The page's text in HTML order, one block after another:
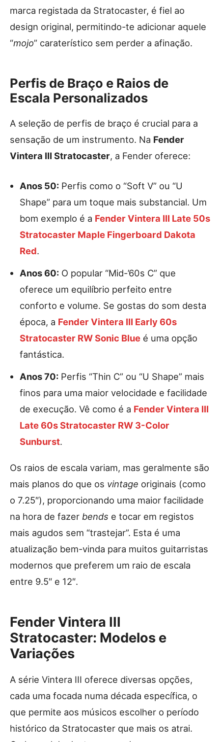
marca registada da Stratocaster, é fiel ao
design original, permitindo-te adicionar aquele
“mojo” caraterístico sem perder a afinação.
Perfis de Braço e Raios de
Escala Personalizados
A seleção de perfis de braço é crucial para a
sensação de um instrumento. Na Fender
Vintera III Stratocaster, a Fender oferece:
Anos 50: Perfis como o “Soft V” ou “U
Shape” para um toque mais substancial. Um
bom exemplo é a Fender Vintera III Late 50s
Stratocaster Maple Fingerboard Dakota
Red.
Anos 60: O popular “Mid-’60s C” que
oferece um equilíbrio perfeito entre
conforto e volume. Se gostas do som desta
época, a Fender Vintera III Early 60s
Stratocaster RW Sonic Blue é uma opção
fantástica.
Anos 70: Perfis “Thin C” ou “U Shape” mais
finos para uma maior velocidade e facilidade
de execução. Vê como é a Fender Vintera III
Late 60s Stratocaster RW 3-Color
Sunburst.
Os raios de escala variam, mas geralmente são
mais planos do que os vintage originais (como
o 7.25″), proporcionando uma maior facilidade
na hora de fazer bends e tocar em registos
mais agudos sem “trastejar”. Esta é uma
atualização bem-vinda para muitos guitarristas
modernos que preferem um raio de escala
entre 9.5″ e 12″.
Fender Vintera III
Stratocaster: Modelos e
Variações
A série Vintera III oferece diversas opções,
cada uma focada numa década específica, o
que permite aos músicos escolher o período
histórico da Stratocaster que mais os atrai.